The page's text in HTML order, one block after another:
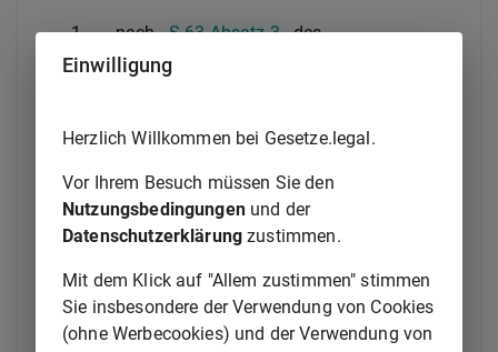
1. nach § 63 Absatz 3 des
Gerichtskostengesetzes
3.
infolge einer Beschwerde gegen die
des Gerichtskostengesetzes
4.
infolge einer Beschwerde gegen die
Festsetzung des Verfahrenswerts nach
§ 59 des Gesetzes über Gerichtskosten in
Familiensachen
geändert, so kann das Gericht seine getroffene
Einwilligung
Herzlich Willkommen bei Gesetze.legal.
Vor Ihrem Besuch müssen Sie den
Nutzungsbedingungenund der
Datenschutzerklärung zustimmen.
Mit dem Klick auf "Allem zustimmen" stimmen
Sie insbesondere der Verwendung von Cookies
(ohne Werbecookies) und der Verwendung von